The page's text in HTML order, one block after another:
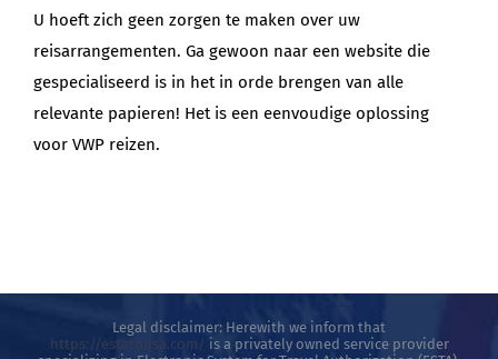
U hoeft zich geen zorgen te maken over uw
reisarrangementen. Ga gewoon naar een website die
gespecialiseerd is in het in orde brengen van alle
relevante papieren! Het is een eenvoudige oplossing
voor VWP reizen.
Legal disclaimer: Herewith we inform that
https://estatousa.com/ is a privately owned service provider